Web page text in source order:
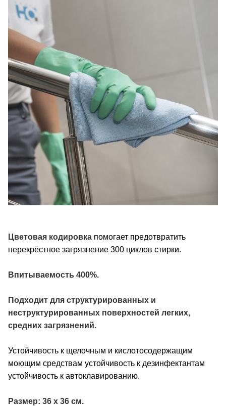
Цветовая кодировка помогает предотвратить
перекрёстное загрязнение 300 циклов стирки.
Впитываемость 400%.
Подходит для структурированных и
неструктурированных поверхностей легких,
средних загрязнений.
Устойчивость к щелочным и кислотосодержащим
моющим средствам устойчивость к дезинфектантам
устойчивость к автоклавированию.
Размер: 36 х 36 см.